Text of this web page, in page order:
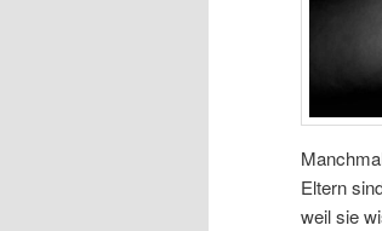
Eltern
weil sie